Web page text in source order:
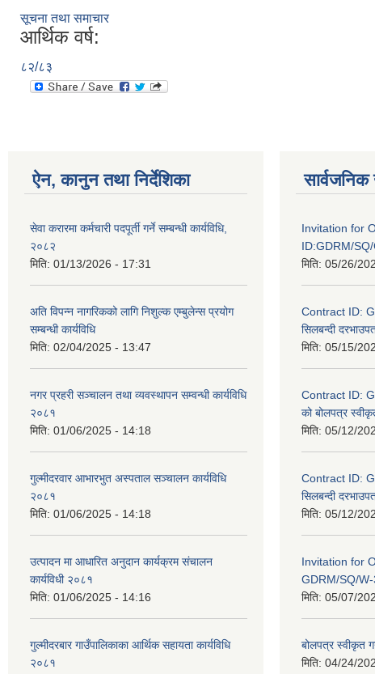
सूचना तथा समाचार
आर्थिक वर्ष:
८२/८३
ऐन, कानुन तथा निर्देशिका
सेवा करारमा कर्मचारी पदपूर्ती गर्ने सम्बन्धी कार्यविधि,
२०८२
मिति: 01/13/2026 - 17:31
अति विपन्न नागरिकको लागि निशुल्क एम्बुलेन्स प्रयोग
सम्बन्धी कार्यविधि
मिति: 02/04/2025 - 13:47
नगर प्रहरी सञ्चालन तथा व्यवस्थापन सम्वन्धी कार्यविधि
२०८१
मिति: 01/06/2025 - 14:18
गुल्मीदरवार आभारभुत अस्पताल सञ्चालन कार्यविधि
२०८१
मिति: 01/06/2025 - 14:18
उत्पादन मा आधारित अनुदान कार्यक्रम संचालन
कार्यविधी २०८१
मिति: 01/06/2025 - 14:16
गुल्मीदरबार गाउँपालिकाका आर्थिक सहायता कार्यविधि
२०८१
Invitation for
ID:GDRM/
मिति: 05/26/
Contract ID:
सिलबन्दी
मिति: 05/15/
Contract ID:
को बोलपत्र
मिति: 05/12/
Contract ID:
सिलबन्दी
मिति: 05/12/
Invitation for
GDRM/SQ/
मिति: 05/07/
बोलपत्र स्वीकृत
मिति: 04/24/